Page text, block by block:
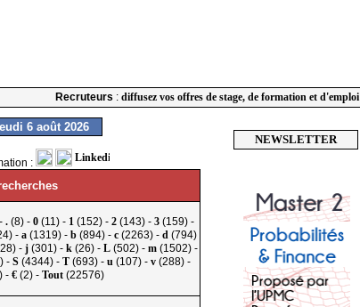
Recruteurs : diffusez vos offres de stage, de formation et d'emploi
6 août 2026
:
.(8) - 0(11) - 1(152) - 2(143) - 3(159) -
- a(1319) - b(894) - c(2263) - d(794)
- j(301) - k(26) - L(502) - m(1502) -
- S(4344) - T(693) - u(107) - v(288) -
- €(2) - Tout(22576)
NEWSLETTER